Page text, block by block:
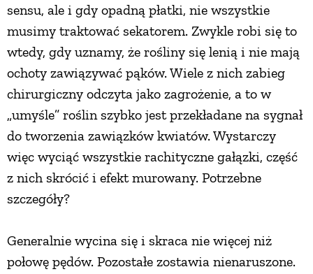
sensu, ale i gdy opadną płatki, nie wszystkie
musimy traktować sekatorem. Zwykle robi się to
wtedy, gdy uznamy, że rośliny się lenią i nie mają
ochoty zawiązywać pąków. Wiele z nich zabieg
chirurgiczny odczyta jako zagrożenie, a to w
„umyśle” roślin szybko jest przekładane na sygnał
do tworzenia zawiązków kwiatów. Wystarczy
więc wyciąć wszystkie rachityczne gałązki, część
z nich skrócić i efekt murowany. Potrzebne
szczegóły?
Generalnie wycina się i skraca nie więcej niż
połowę pędów. Pozostałe zostawia nienaruszone.